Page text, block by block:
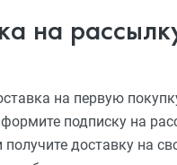
на
на первую
подписку на
доставку на